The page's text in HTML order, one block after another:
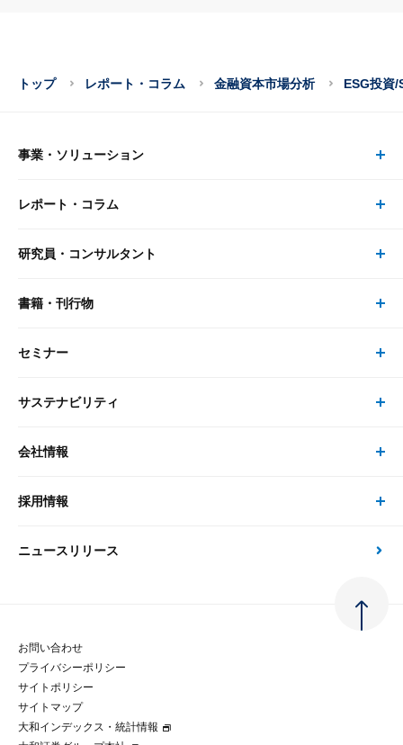
トップ レポート・コラム 金融資本市場分析 ESG投資/
事業・ソリューション
事業・ソリューション トップ
リサーチ
大和総研の強み
先端テクノロジーに基づく新たな価値の創出
レポート・コラム
レポート・コラム トップ
最新のレポート・コラム
政策分析
金融経済教育等
研究員・コンサルタント
研究員・コンサルタント トップ
研究員
書籍・刊行物
書籍・刊行物 トップ
書籍
セミナー
セミナー トップ
現在受付中のセミナー・イベント
サステナビリティ
サステナビリティの取り組み
次世代社会への貢献
マルチステークホルダー方針
パートナーシップ構築宣言
会社情報
会社情報 トップ
会社概要・役員一覧
大和総研の歩み
グループ会社
採用情報
採用情報 トップ
経験者採用
ニュースリリース
お問い合わせ
プライバシーポリシー
サイトポリシー
サイトマップ
大和インデックス・統計情報